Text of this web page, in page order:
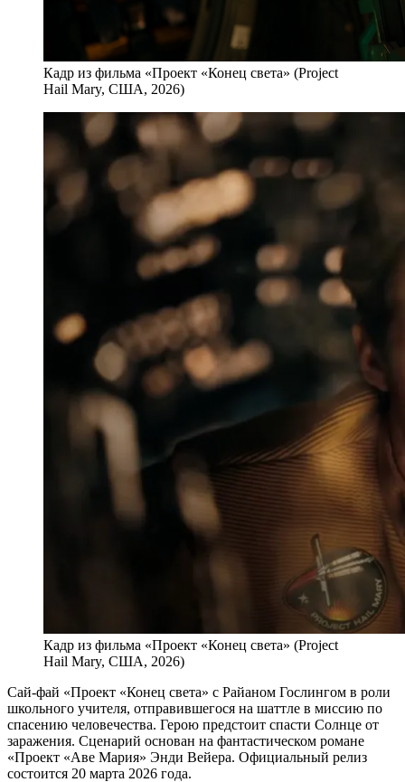
Кадр из фильма «Проект «Конец света» (Project
Hail Mary, США, 2026)
Кадр из фильма «Проект «Конец света» (Project
Hail Mary, США, 2026)
Сай-фай «Проект «Конец света» с Райаном Гослингом в роли
школьного учителя, отправившегося на шаттле в миссию по
спасению человечества. Герою предстоит спасти Солнце от
заражения. Сценарий основан на фантастическом романе
«Проект «Аве Мария» Энди Вейера. Официальный релиз
состоится 20 марта 2026 года.